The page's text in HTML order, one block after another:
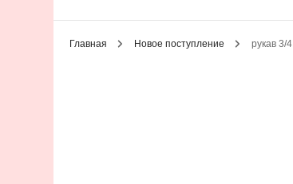
Главная Новое поступление рукав 3/4